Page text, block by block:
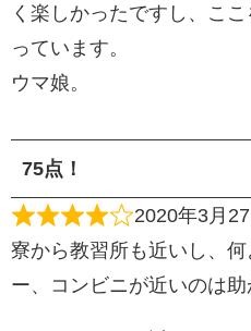
く楽しかったですし、こ
っています。
ウマ娘。
75点！
2020年3月27
寮から教習所も近いし、
ー、コンビニが近いのは助